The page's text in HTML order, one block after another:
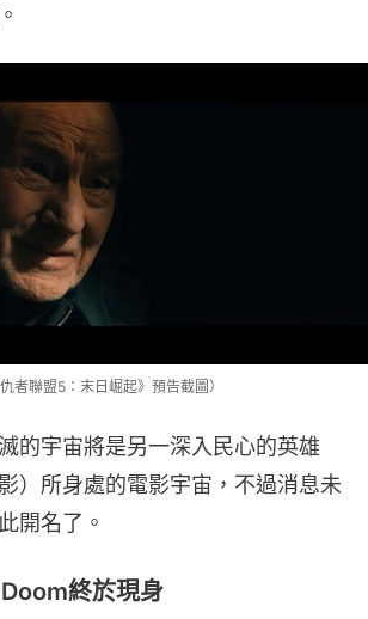
者聯盟5：末日崛起》預告截圖）
的宇宙將是另一深入民心的英雄
）所身處的電影宇宙，不過消息未
開名了。
終於現身